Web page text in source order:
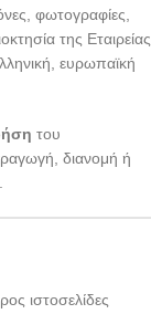
φωτογραφίες,
της Εταιρείας
ευρωπαϊκή
του
διανομή ή
ιστοσελίδες